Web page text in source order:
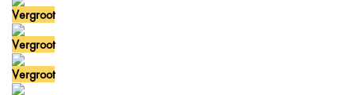
Vergroot
Vergroot
Vergroot